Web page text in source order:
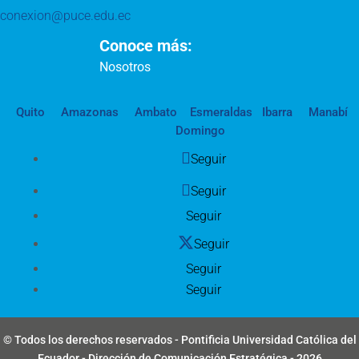
conexion@puce.edu.ec
Conoce más:
Nosotros
Quito Amazonas Ambato Esmeraldas Ibarra
Manabí
Domingo
Seguir
Seguir
Seguir
Seguir
Seguir
Seguir
© Todos los derechos reservados - Pontificia Universidad Católica del